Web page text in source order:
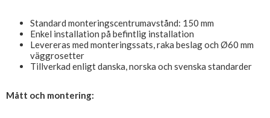
Standard monteringscentrumavstånd: 150 mm
Enkel installation på befintlig installation
Levereras med monteringssats, raka beslag och Ø60 mm
väggrosetter
Tillverkad enligt danska, norska och svenska standarder
Mått och montering: